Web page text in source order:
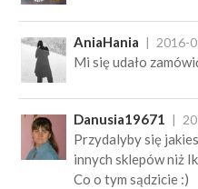
AniaHania 2016-
Mi się udało
Danusia19671
Przydalyby się
innych sklepów niż
Co o tym sądzicie :)